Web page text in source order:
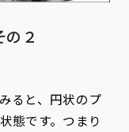
の２
ると、円状のプ
態です。つまり